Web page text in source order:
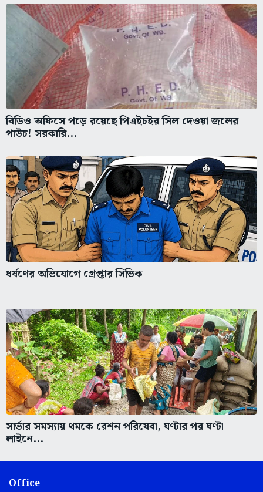
বিডিও অফিসে পড়ে রয়েছে পিএইচইর সিল দেওয়া জলের
পাউচ! সরকারি...
ধর্ষণের অভিযোগে গ্রেপ্তার সিভিক
সার্ভার সমস্যায় থমকে রেশন পরিষেবা, ঘণ্টার পর ঘণ্টা
লাইনে...
Office